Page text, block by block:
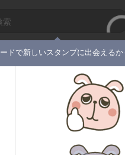
ドで新しいスタンプに出会えるか